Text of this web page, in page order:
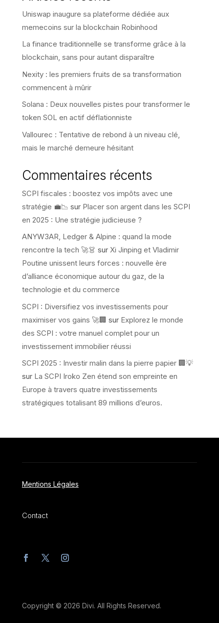
Uniswap inaugure sa plateforme dédiée aux
memecoins sur la blockchain Robinhood
La finance traditionnelle se transforme grâce à la
blockchain, sans pour autant disparaître
Nexity : les premiers fruits de sa transformation
commencent à mûrir
Solana : Deux nouvelles pistes pour transformer le
token SOL en actif déflationniste
Vallourec : Tentative de rebond à un niveau clé,
mais le marché demeure hésitant
Commentaires récents
SCPI fiscales : boostez vos impôts avec une
stratégie 💼📉 sur Placer son argent dans les SCPI
en 2025 : Une stratégie judicieuse ?
ANYW3AR, Ledger & Alpine : quand la mode
rencontre la tech 🚀👗 sur Xi Jinping et Vladimir
Poutine unissent leurs forces : nouvelle ère
d’alliance économique autour du gaz, de la
technologie et du commerce
SCPI : Diversifiez vos investissements pour
maximiser vos gains 🚀🏢 sur Explorez le monde
des SCPI : votre manuel complet pour un
investissement immobilier réussi
SCPI 2025 : Investir malin dans la pierre papier 🏢💡
sur La SCPI Iroko Zen étend son empreinte en
Europe à travers quatre investissements
stratégiques totalisant 89 millions d’euros.
Mentions Légales
Contact
Copyright © 2026 Divi. All Rights Reserved.